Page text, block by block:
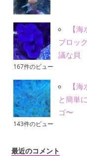
【
ブロッ
議な貝
167件のビュー
【
と簡単
ゴ〜
143件のビュー
最近のコメント